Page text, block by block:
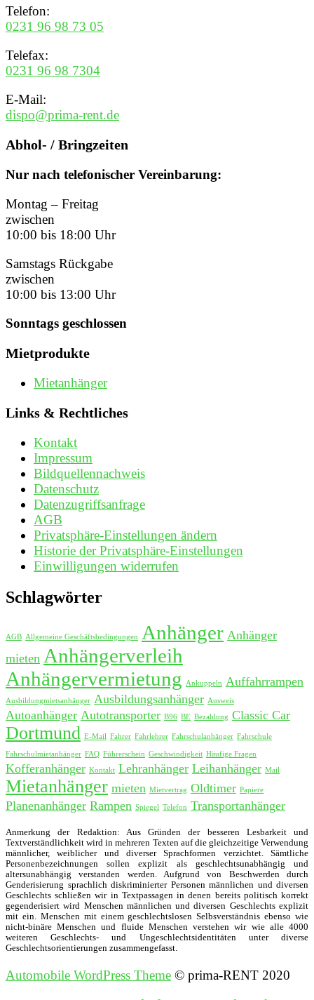
Telefon:
0231 96 98 73 05
Telefax:
0231 96 98 7304
E-Mail:
dispo@prima-rent.de
Abhol- / Bringzeiten
Nur nach telefonischer Vereinbarung:
Montag – Freitag
zwischen
10:00 bis 18:00 Uhr
Samstags Rückgabe
zwischen
10:00 bis 13:00 Uhr
Sonntags geschlossen
Mietprodukte
Mietanhänger
Links & Rechtliches
Kontakt
Impressum
Bildquellennachweis
Datenschutz
Datenzugriffsanfrage
AGB
Privatsphäre-Einstellungen ändern
Historie der Privatsphäre-Einstellungen
Einwilligungen widerrufen
Schlagwörter
AGB Allgemeine Geschäftsbedingungen Anhänger Anhänger
mieten Anhängerverleih
Anhängervermietung
Ankuppeln Auffahrrampen
Ausbildungmietsanhänger Ausbildungsanhänger Ausweis
Autoanhänger Autotransporter B96 BE Bezahlung Classic Car
Dortmund E-Mail Fahrer Fahrlehrer Fahrschulanhänger Fahrschule
Fahrschulmietanhänger FAQ Führerschein Geschwindigkeit Häufige Fragen
Kofferanhänger Kontakt Lehranhänger Leihanhänger Mail
Mietanhänger mieten Mietvertrag Oldtimer Papiere
Planenanhänger Rampen Spiegel Telefon Transportanhänger
Anmerkung der Redaktion: Aus Gründen der besseren Lesbarkeit und
Textverständlichkeit wird in mehreren Texten auf die gleichzeitige Verwendung
männlicher, weiblicher und diverser Sprachformen verzichtet. Sämtliche
Personenbezeichnungen sollen explizit als geschlechtsunabhängig und
altersunabhängig verstanden werden. Aufgrund von Beschwerden durch
Genderisierung sprachlich diskriminierter Personen männlichen und diversen
Geschlechts schließen wir in Textpassagen in denen bereits politisch korrekt
gegenderisiert wird Menschen männlichen und diversen Geschlechts explizit
mit ein. Menschen mit einem geschlechtslosen Selbsverständnis ebenso wie
nicht-binäre Menschen und fluide Menschen verstehen wir wie alle 4000
weiteren Geschlechts- und Ungeschlechtsidentitäten unter diverse
Geschlechtsorientierungen zusammengefasst.
Automobile WordPress Theme © prima-RENT 2020